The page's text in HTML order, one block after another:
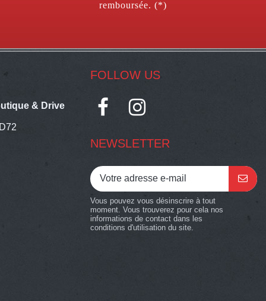
remboursée. (*)
& Drive
FOLLOW US
NEWSLETTER
Vous pouvez vous désinscrire à tout
moment. Vous trouverez pour cela nos
informations de contact dans les
conditions d'utilisation du site.